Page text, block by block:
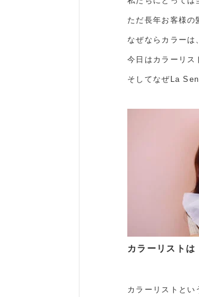
ただ長年お客様の
なぜならカラーは
今日はカラーリス
そしてなぜLa
カラーリスト
カラーリストとい